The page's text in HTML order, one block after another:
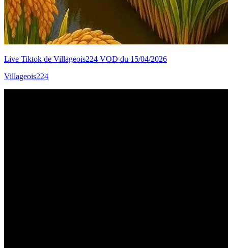
Live Tiktok de Villageois224 VOD du 15/04/2026
Villageois224